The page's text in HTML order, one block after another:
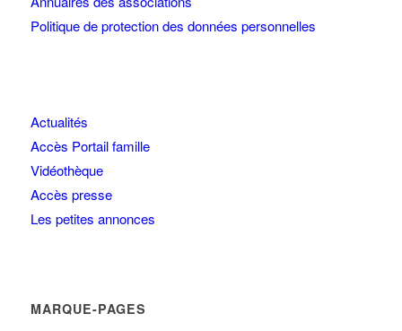
Politique de protection des données personnelles
Actualités
Accès Portail famille
Vidéothèque
Accès presse
Les petites annonces
MARQUE-PAGES